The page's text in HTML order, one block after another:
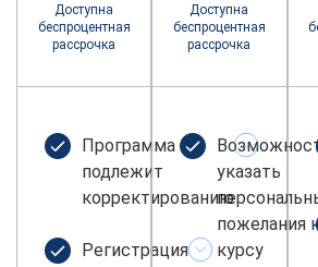
Доступна
беспроцентная
рассрочка
Программа не
подлежит
корректированию
Регистрация
Доступна
беспроцентная
рассрочка
указать
пожелания к
курсу